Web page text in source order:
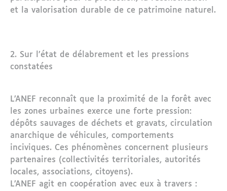
et la valorisation durable de ce patrimoine naturel.
2. Sur l’état de délabrement et les pressions
constatées
L’ANEF reconnaît que la proximité de la forêt avec
les zones urbaines exerce une forte pression:
dépôts sauvages de déchets et gravats, circulation
anarchique de véhicules, comportements
inciviques. Ces phénomènes concernent plusieurs
partenaires (collectivités territoriales, autorités
locales, associations, citoyens).
L’ANEF agit en coopération avec eux à travers :